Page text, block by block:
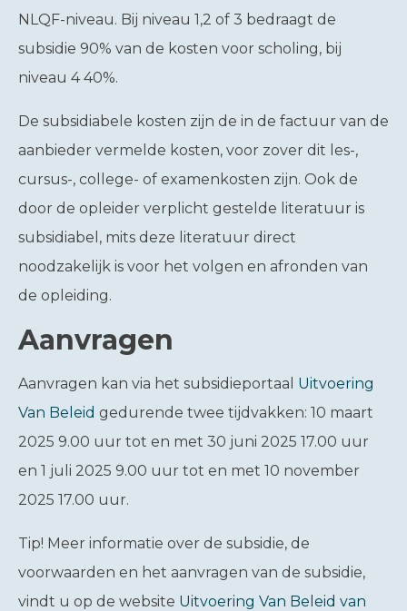
NLQF-niveau. Bij niveau 1,2 of 3 bedraagt de
subsidie 90% van de kosten voor scholing, bij
niveau 4 40%.
De subsidiabele kosten zijn de in de factuur van de
aanbieder vermelde kosten, voor zover dit les-,
cursus-, college- of examenkosten zijn. Ook de
door de opleider verplicht gestelde literatuur is
subsidiabel, mits deze literatuur direct
noodzakelijk is voor het volgen en afronden van
de opleiding.
Aanvragen
Aanvragen kan via het subsidieportaal Uitvoering
Van Beleid gedurende twee tijdvakken: 10 maart
2025 9.00 uur tot en met 30 juni 2025 17.00 uur
en 1 juli 2025 9.00 uur tot en met 10 november
2025 17.00 uur.
Tip! Meer informatie over de subsidie, de
voorwaarden en het aanvragen van de subsidie,
vindt u op de website Uitvoering Van Beleid van